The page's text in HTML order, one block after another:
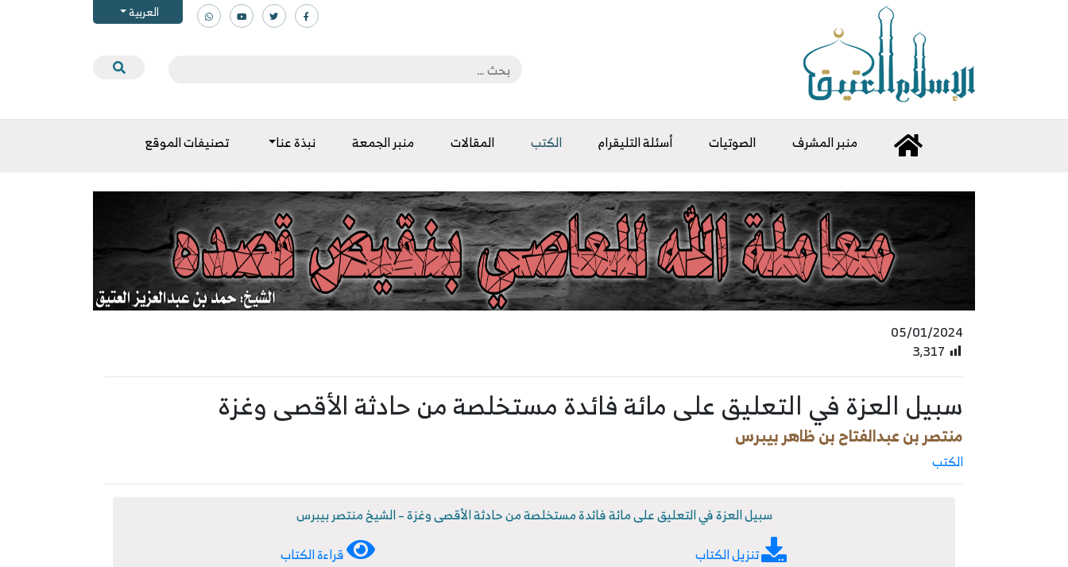
العربية
منبر المشرف الصوتيات أسئلة التليقرام الكتب المقالات منبر الجمعة نبذة عنا تصنيفات الموقع
05/01/2024
3٬317
سبيل العزة في التعليق على مائة فائدة مستخلصة من حادثة الأقصى وغزة
منتصر بن عبدالفتاح بن ظاهر بيبرس
الكتب
سبيل العزة في التعليق على مائة فائدة مستخلصة من حادثة الأقصى وغزة – الشيخ منتصر بيبرس
تنزيل الكتاب
قراءة الكتاب